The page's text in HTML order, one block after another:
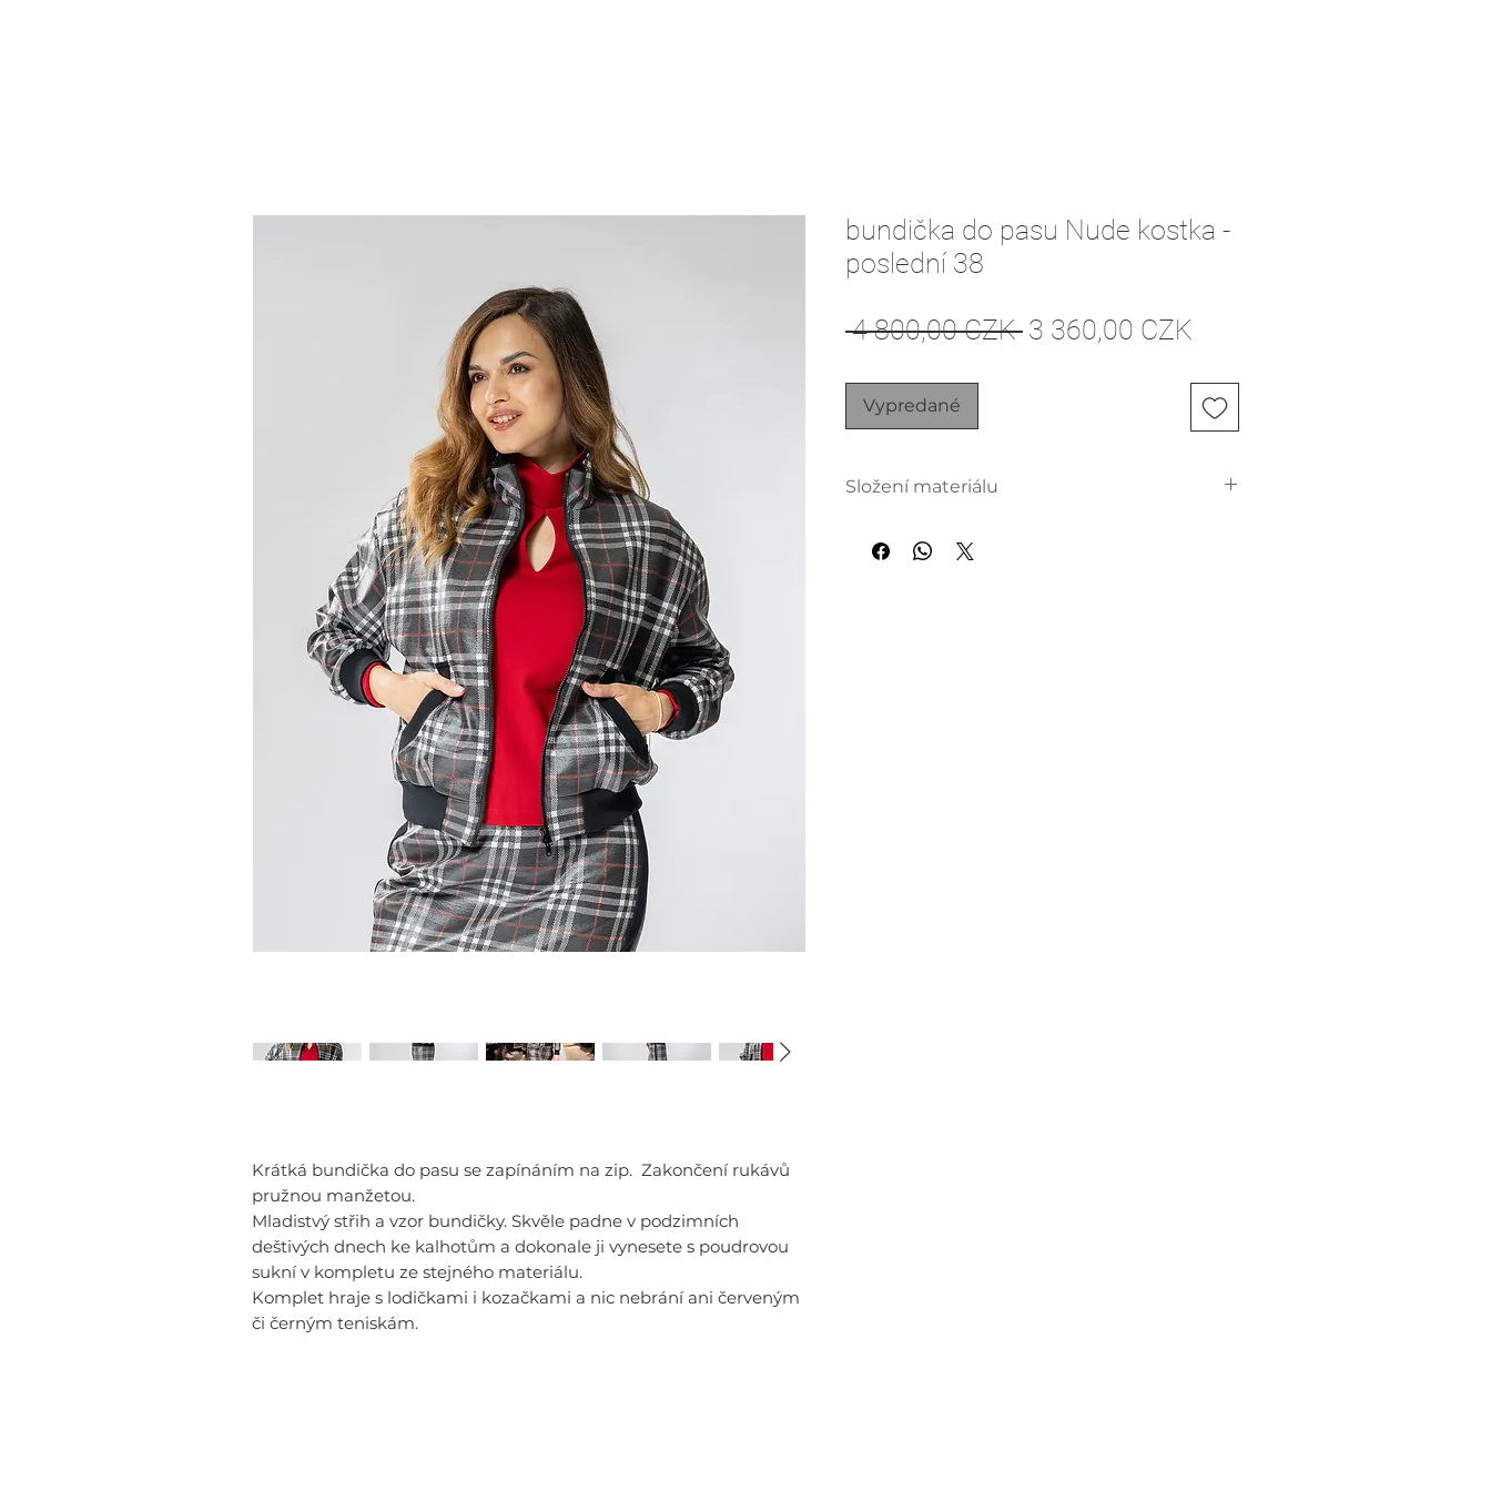
Krátká bundička do pasu se zapínáním na zip. Zakončení rukávů
pružnou manžetou.
Mladistvý střih a vzor bundičky. Skvěle padne v podzimních
deštivých dnech ke kalhotům a dokonale ji vynesete s poudrovou
sukní v kompletu ze stejného materiálu.
Komplet hraje s lodičkami i kozačkami a nic nebrání ani červeným
či černým teniskám.
bundička do pasu Nude kostka -
poslední 38
4 800,00 CZK Normálna
3 360,00 CZK
Vypredané
Složení materiálu
11 % polyuretan